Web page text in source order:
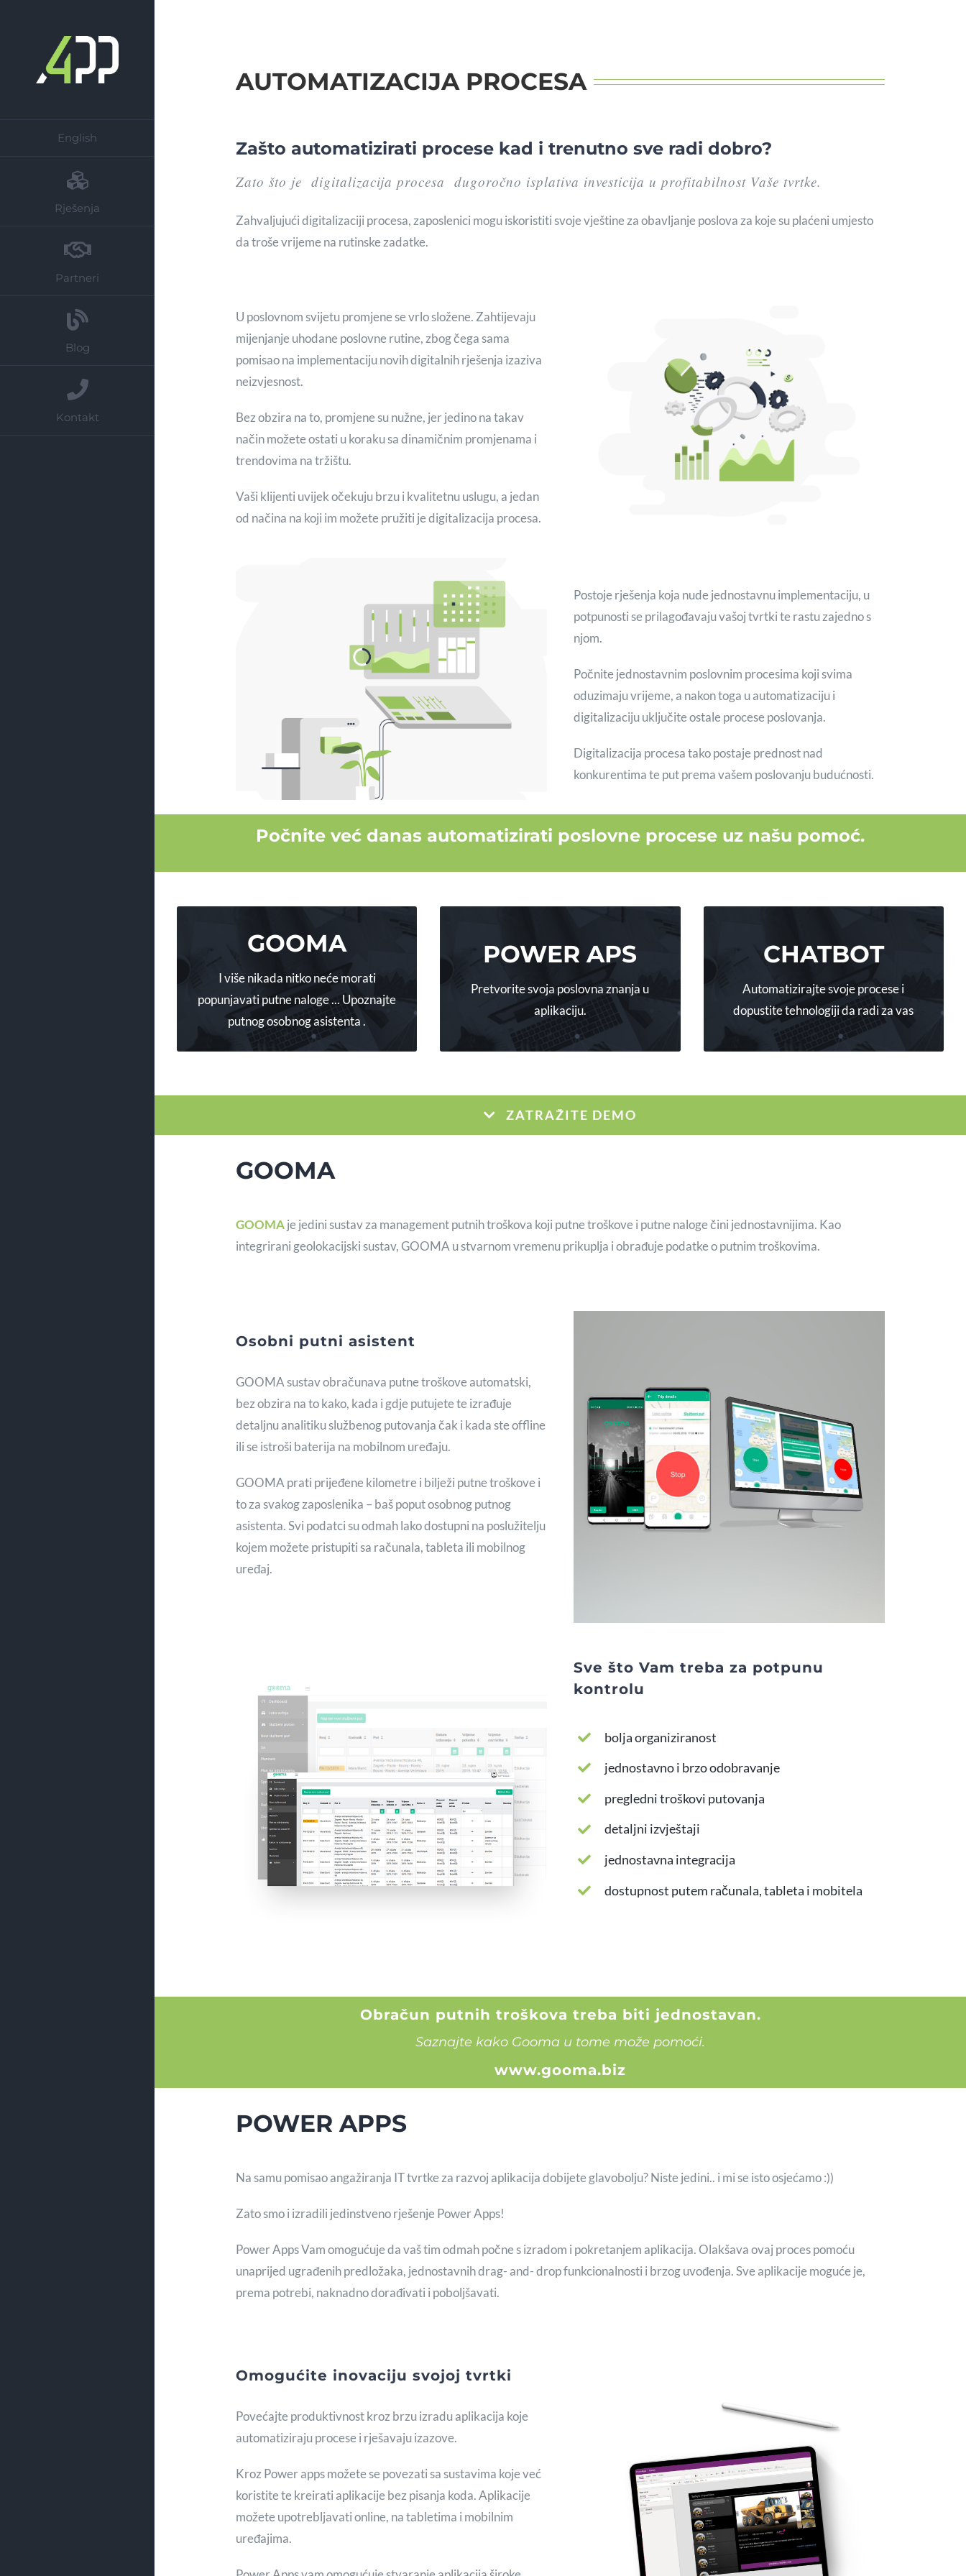
English
Rješenja
Partneri
Blog
Kontakt
AUTOMATIZACIJA PROCESA
Zašto automatizirati procese kad i trenutno sve radi dobro?
Zato što je digitalizacija procesa dugoročno isplativa investicija u profitabilnost Vaše tvrtke.
Zahvaljujući digitalizaciji procesa, zaposlenici mogu iskoristiti svoje vještine za obavljanje poslova za koje su plaćeni umjesto
da troše vrijeme na rutinske zadatke.
U poslovnom svijetu promjene se vrlo složene. Zahtijevaju
mijenjanje uhodane poslovne rutine, zbog čega sama
pomisao na implementaciju novih digitalnih rješenja izaziva
neizvjesnost.
Bez obzira na to, promjene su nužne, jer jedino na takav
način možete ostati u koraku sa dinamičnim promjenama i
trendovima na tržištu.
Vaši klijenti uvijek očekuju brzu i kvalitetnu uslugu, a jedan
od načina na koji im možete pružiti je digitalizacija procesa.
Postoje rješenja koja nude jednostavnu implementaciju, u
potpunosti se prilagođavaju vašoj tvrtki te rastu zajedno s
njom.
Počnite jednostavnim poslovnim procesima koji svima
oduzimaju vrijeme, a nakon toga u automatizaciju i
digitalizaciju uključite ostale procese poslovanja.
Digitalizacija procesa tako postaje prednost nad
konkurentima te put prema vašem poslovanju budućnosti.
Počnite već danas automatizirati poslovne procese uz našu pomoć.
GOOMA
I više nikada nitko neće morati
popunjavati putne naloge ... Upoznajte
putnog osobnog asistenta .
GOOMA
DETALJNIJE
POWER APS
Pretvorite svoja poslovna znanja u
aplikaciju.
POWER APS
DETALJNIJE
CHATBOT
Automatizirajte svoje procese i
dopustite tehnologiji da radi za vas
CHATBOT
DETALJNIJE
ZATRAŽITE DEMO
GOOMA
GOOMAje jedini sustav za management putnih troškova koji putne troškove i putne naloge čini jednostavnijima. Kao
integrirani geolokacijski sustav, GOOMA u stvarnom vremenu prikuplja i obrađuje podatke o putnim troškovima.
Osobni putni asistent
GOOMA sustav obračunava putne troškove automatski,
bez obzira na to kako, kada i gdje putujete te izrađuje
detaljnu analitiku službenog putovanja čak i kada ste offline
ili se istroši baterija na mobilnom uređaju.
GOOMA prati prijeđene kilometre i bilježi putne troškove i
to za svakog zaposlenika – baš poput osobnog putnog
asistenta. Svi podatci su odmah lako dostupni na poslužitelju
kojem možete pristupiti sa računala, tableta ili mobilnog
uređaj.
Sve što Vam treba za potpunu
kontrolu
bolja organiziranost
jednostavno i brzo odobravanje
pregledni troškovi putovanja
detaljni izvještaji
jednostavna integracija
dostupnost putem računala, tableta i mobitela
Obračun putnih troškova treba biti jednostavan.
Saznajte kako Gooma u tome može pomoći.
www.gooma.biz
POWER APPS
Na samu pomisao angažiranja IT tvrtke za razvoj aplikacija dobijete glavobolju? Niste jedini.. i mi se isto osjećamo :))
Zato smo i izradili jedinstveno rješenje Power Apps!
Power Apps Vam omogućuje da vaš tim odmah počne s izradom i pokretanjem aplikacija. Olakšava ovaj proces pomoću
unaprijed ugrađenih predložaka, jednostavnih drag- and- drop funkcionalnosti i brzog uvođenja. Sve aplikacije moguće je,
prema potrebi, naknadno dorađivati i poboljšavati.
Omogućite inovaciju svojoj tvrtki
Povećajte produktivnost kroz brzu izradu aplikacija koje
automatiziraju procese i rješavaju izazove.
Kroz Power apps možete se povezati sa sustavima koje već
koristite te kreirati aplikacije bez pisanja koda. Aplikacije
možete upotrebljavati online, na tabletima i mobilnim
uređajima.